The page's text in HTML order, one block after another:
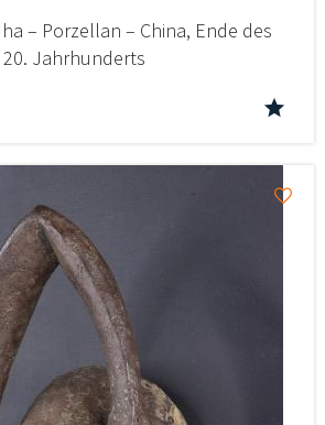
– Porzellan – China, Ende des
20. Jahrhunderts